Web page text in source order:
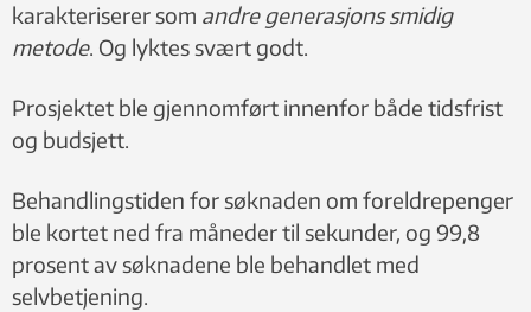
karakteriserer som andre generasjons smidig
metode. Og lyktes svært godt.
Prosjektet ble gjennomført innenfor både tidsfrist
og budsjett.
Behandlingstiden for søknaden om foreldrepenger
ble kortet ned fra måneder til sekunder, og 99,8
prosent av søknadene ble behandlet med
selvbetjening.